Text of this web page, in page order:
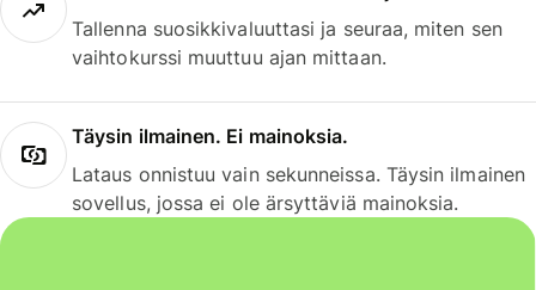
Tallenna suosikkivaluuttasi ja seuraa, miten sen
vaihtokurssi muuttuu ajan mittaan.
Täysin ilmainen. Ei mainoksia.
Lataus onnistuu vain sekunneissa. Täysin ilmainen
sovellus, jossa ei ole ärsyttäviä mainoksia.